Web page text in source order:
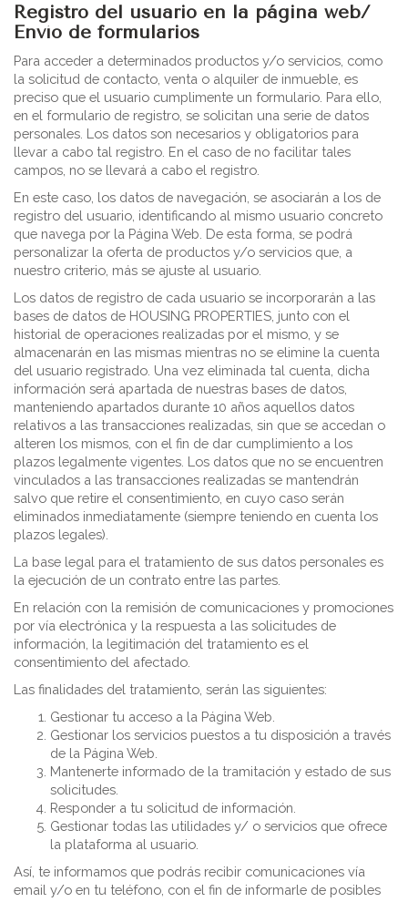
Registro del usuario en la página web/
Envío de formularios
Para acceder a determinados productos y/o servicios, como
la solicitud de contacto, venta o alquiler de inmueble, es
preciso que el usuario cumplimente un formulario. Para ello,
en el formulario de registro, se solicitan una serie de datos
personales. Los datos son necesarios y obligatorios para
llevar a cabo tal registro. En el caso de no facilitar tales
campos, no se llevará a cabo el registro.
En este caso, los datos de navegación, se asociarán a los de
registro del usuario, identificando al mismo usuario concreto
que navega por la Página Web. De esta forma, se podrá
personalizar la oferta de productos y/o servicios que, a
nuestro criterio, más se ajuste al usuario.
Los datos de registro de cada usuario se incorporarán a las
bases de datos de HOUSING PROPERTIES, junto con el
historial de operaciones realizadas por el mismo, y se
almacenarán en las mismas mientras no se elimine la cuenta
del usuario registrado. Una vez eliminada tal cuenta, dicha
información será apartada de nuestras bases de datos,
manteniendo apartados durante 10 años aquellos datos
relativos a las transacciones realizadas, sin que se accedan o
alteren los mismos, con el fin de dar cumplimiento a los
plazos legalmente vigentes. Los datos que no se encuentren
vinculados a las transacciones realizadas se mantendrán
salvo que retire el consentimiento, en cuyo caso serán
eliminados inmediatamente (siempre teniendo en cuenta los
plazos legales).
La base legal para el tratamiento de sus datos personales es
la ejecución de un contrato entre las partes.
En relación con la remisión de comunicaciones y promociones
por vía electrónica y la respuesta a las solicitudes de
información, la legitimación del tratamiento es el
consentimiento del afectado.
Las finalidades del tratamiento, serán las siguientes:
Gestionar tu acceso a la Página Web.
Gestionar los servicios puestos a tu disposición a través
de la Página Web.
Mantenerte informado de la tramitación y estado de sus
solicitudes.
Responder a tu solicitud de información.
Gestionar todas las utilidades y/ o servicios que ofrece
la plataforma al usuario.
Así, te informamos que podrás recibir comunicaciones vía
email y/o en tu teléfono, con el fin de informarle de posibles